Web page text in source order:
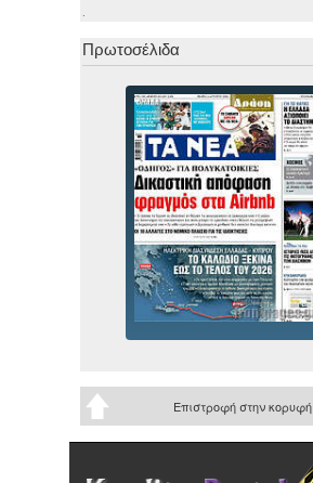
.
Πρωτοσέλιδα
Επιστροφή στην κορυφή